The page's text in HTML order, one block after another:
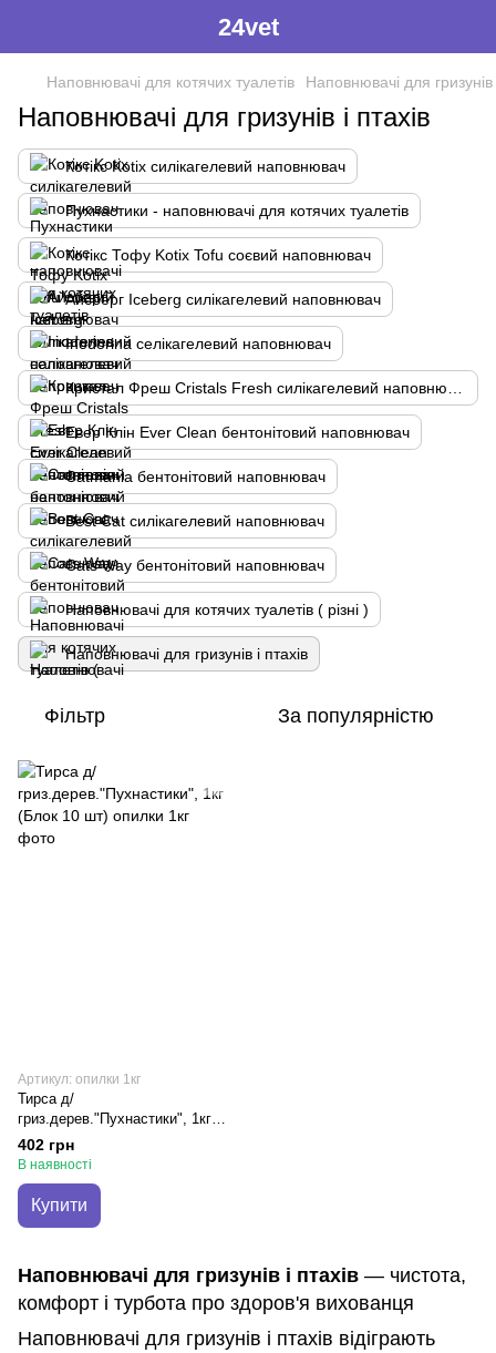
24vet
Наповнювачі для котячих туалетів Наповнювачі для гризунів
Наповнювачі для гризунів і птахів — чистота,
комфорт і турбота про здоров'я вихованця
Наповнювачі для гризунів і птахів відіграють
Наповнювачі для гризунів і птахів
Котікс Kotix силікагелевий наповнювач
Пухнастики - наповнювачі для котячих туалетів
Котікс Тофу Kotix Tofu соєвий наповнювач
Айсберг Iceberg силікагелевий наповнювач
Inodorina селікагелевий наповнювач
Евер Клін Ever Clean бентонітовий наповнювач
Catmania бентонітовий наповнювач
Best Cat силікагелевий наповнювач
Cats Way бентонітовий наповнювач
Наповнювачі для котячих туалетів ( різні )
Наповнювачі для гризунів і птахів
Фільтр За популярністю
Артикул: опилки 1кг
Тирса д/
гриз.дерев."Пухнастики", 1кг
(Блок 10 шт)
402 грн
В наявності
Купити